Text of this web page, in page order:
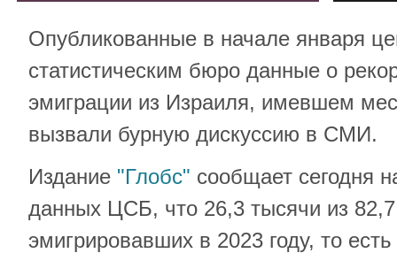
Опубликованные в начале января
статистическим бюро данные о
эмиграции из Израиля, имевшем
вызвали бурную дискуссию в СМИ.
Издание "Глобс" сообщает сегодня
данных ЦСБ, что 26,3 тысячи из
эмигрировавших в 2023 году, то